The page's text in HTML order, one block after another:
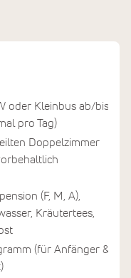
oder Kleinbus ab/bis
pro Tag)
Doppelzimmer
(F, M, A),
Kräutertees,
(für Anfänger &